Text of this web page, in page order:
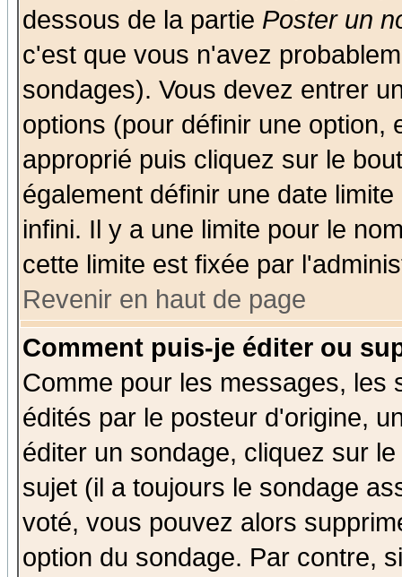
dessous de la partie Poster un
c'est que vous n'avez
sondages). Vous devez entrer
options (pour définir une option,
approprié puis cliquez sur le
également définir une date
infini. Il y a une limite pour le
cette limite est fixée par
Revenir en haut de page
Comment puis-je éditer ou
Comme pour les messages, les
édités par le posteur d'origine,
éditer un sondage, cliquez sur
sujet (il a toujours le sondage
voté, vous pouvez alors
option du sondage. Par contre,